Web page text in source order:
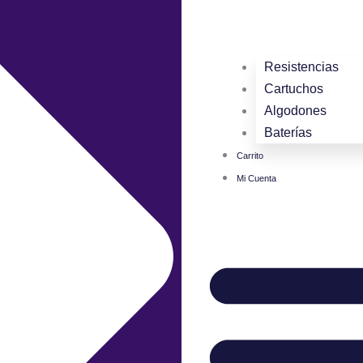
Resistencias
Cartuchos
Algodones
Baterías
Carrito
Mi Cuenta